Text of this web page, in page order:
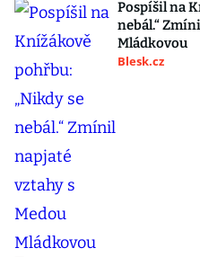
Pospíšil na
nebál.“
Mládkovou
Blesk.cz